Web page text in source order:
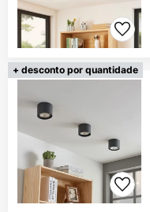
+ desconto por quantidade